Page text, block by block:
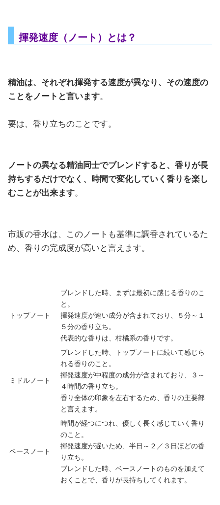
揮発速度（ノート）とは？
精油は、それぞれ揮発する速度が異なり、その速度の
ことをノートと言います。
要は、香り立ちのことです。
ノートの異なる精油同士でブレンドすると、香りが長
持ちするだけでなく、時間で変化していく香りを楽し
むことが出来ます。
市販の香水は、このノートも基準に調香されているた
め、香りの完成度が高いと言えます。
トップノート
ブレンドした時、まずは最初に感じる香りのこ
と。
揮発速度が速い成分が含まれており、５分～１
５分の香り立ち。
代表的な香りは、柑橘系の香りです。
ミドルノート
ブレンドした時、トップノートに続いて感じら
れる香りのこと。
揮発速度が中程度の成分が含まれており、３～
４時間の香り立ち。
香り全体の印象を左右するため、香りの主要部
と言えます。
ベースノート
時間が経つにつれ、優しく長く感じていく香り
のこと。
揮発速度が遅いため、半日～２／３日ほどの香
り立ち。
ブレンドした時、ベースノートのものを加えて
おくことで、香りが長持ちしてくれます。